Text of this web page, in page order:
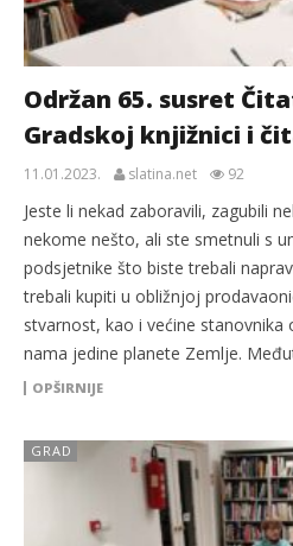
Održan 65. susret
Gradskoj knjižnici i
11.01.2023. slatina.net 92
Jeste li nekad zaboravili, zagubili
nekome nešto, ali ste smetnuli s
podsjetnike što biste trebali
trebali kupiti u obližnjoj
stvarnost, kao i većine stanovnika
nama jedine planete Zemlje.
OPŠIRNIJE
GRAD